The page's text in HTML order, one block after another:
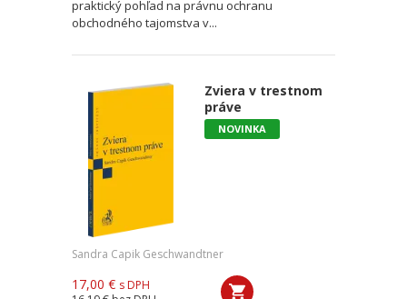
praktický pohľad na právnu ochranu
obchodného tajomstva v...
Zviera v trestnom
práve
NOVINKA
Sandra Capik Geschwandtner
17,00 € s DPH